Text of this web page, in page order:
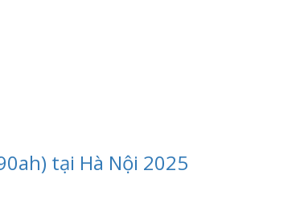
tại Hà Nội 2025